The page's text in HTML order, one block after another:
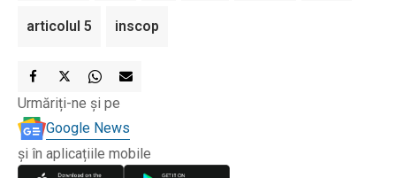
articolul 5 inscop
Urmăriți-ne și pe
Google News
și în aplicațiile mobile